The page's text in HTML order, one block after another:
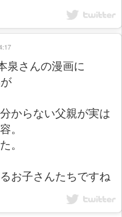
泉さんの漫画に
からない父親が実は
。
。
お子さんたちですね